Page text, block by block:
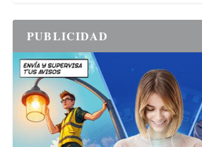
PUBLICIDAD